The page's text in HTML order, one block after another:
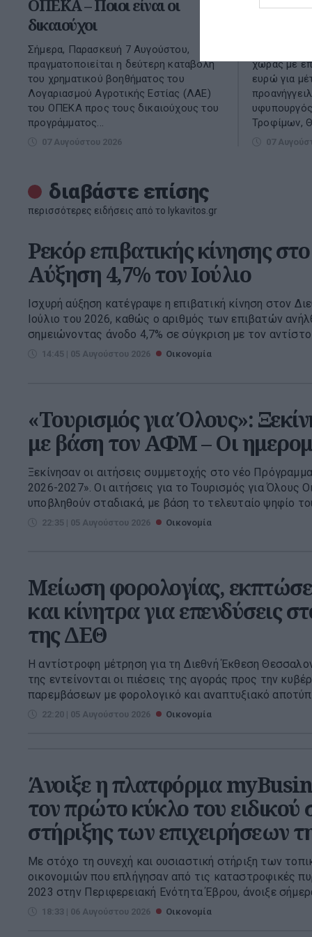
ΟΠΕΚΑ – Ποιοι είναι οι
δικαιούχοι
Σήμερα, Παρασκευή 7 Αυγούστου,
πραγματοποιείται η δεύτερη καταβολή
του χρηματικού βοηθήματος του
Λογαριασμού Αγροτικής Εστίας (ΛΑΕ)
του ΟΠΕΚΑ προς τους δικαιούχους του
προγράμματος...
07 Αυγούστου 2026
στις
χώρας με
ευρώ για
Τροφίμων,
07
διαβάστε επίσης
περισσότερες ειδήσεις από το lykavitos.gr
Ρεκόρ επιβατικής κίνησης
Αύξηση 4,7% τον Ιούλιο
Ισχυρή αύξηση κατέγραψε η επιβατική κίνηση στον
Ιούλιο του 2026, καθώς ο αριθμός των επιβατών
σημειώνοντας άνοδο 4,7% σε σύγκριση με τον
14:45 | 05 Αυγούστου 2026 Οικονομία
«Τουρισμός για Όλους»:
με βάση τον ΑΦΜ – Οι
Ξεκίνησαν οι αιτήσεις συμμετοχής στο νέο
2026-2027». Οι αιτήσεις για το Τουρισμός για Όλους
υποβληθούν σταδιακά, με βάση το τελευταίο ψηφίο
22:35 | 05 Αυγούστου 2026 Οικονομία
Μείωση φορολογίας,
και κίνητρα για επενδύσεις
της ΔΕΘ
Η αντίστροφη μέτρηση για τη Διεθνή Έκθεση
της εντείνονται οι πιέσεις της αγοράς προς την
παρεμβάσεων με φορολογικό και αναπτυξιακό
22:20 | 05 Αυγούστου 2026 Οικονομία
Άνοιξε η πλατφόρμα
τον πρώτο κύκλο του ειδικού
στήριξης των επιχειρήσεων
Με στόχο τη συνεχή και ουσιαστική στήριξη των
οικονομιών που επλήγησαν από τις καταστροφικές
2023 στην Περιφερειακή Ενότητα Έβρου, άνοιξε
18:33 | 06 Αυγούστου 2026 Οικονομία